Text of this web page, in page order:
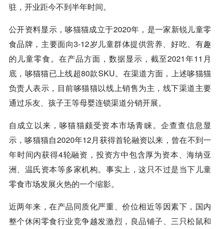
驻，开业距今不到半年时间。
公开资料显示，哆猫猫成立于2020年，是一家新锐儿童零
食品牌，主要面向3-12岁儿童群体提供营养、好吃、有趣
的儿童零食。在产品方面，数据显示，截至2021年11月
底，哆猫猫已上线超80款SKU。在渠道方面，上述哆猫猫
负责人表示，目前哆猫猫以线上销售为主，线下渠道主要
通过乐友、孩子王等母婴连锁渠道分销开展。
自成立以来，哆猫猫颇受资本市场青睐。企查查信息显
示，哆猫猫自2020年12月获得首轮融资以来，曾在不到一
年时间内获得4轮融资，投资方中包含厚为资本、海纳亚
洲、温氏资本等多家机构。事实上，这只不过是当下儿童
零食市场发展火热的一个缩影。
近两年来，在产品同质化严重、价位相近等因素下，国内
整个休闲零食行业竞争越发激烈，良品铺子、三只松鼠和